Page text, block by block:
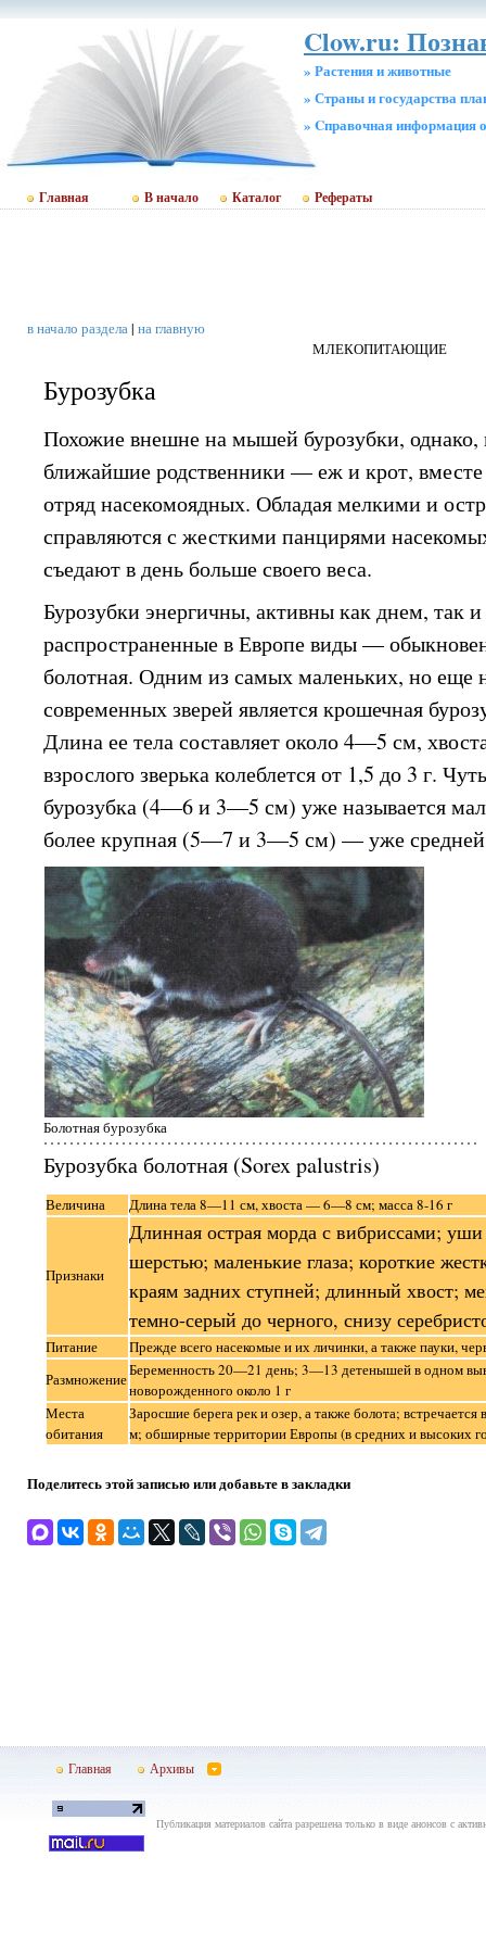
Clow.ru:
» Растения и животные
» Страны и государства
» Cправочная информация
Главная В начало Каталог Рефераты
в начало раздела| на главную
МЛЕКОПИТАЮЩИЕ
Бурозубка
Похожие внешне на мышей бурозубки,
ближайшие родственники — еж и крот,
отряд насекомоядных. Обладая мелкими и
справляются с жесткими панцирями
съедают в день больше своего веса.
Бурозубки энергичны, активны как днем, так
распространенные в Европе виды —
болотная. Одним из самых маленьких, но еще
современных зверей является крошечная
Длина ее тела составляет около 4—5 см,
взрослого зверька колеблется от 1,5 до 3 г.
бурозубка (4—6 и 3—5 см) уже называется
более крупная (5—7 и 3—5 см) — уже средней
Болотная бурозубка
Бурозубка болотная (Sorex palustris)
Величина Длина тела 8—11 см, хвоста — 6—8 см; масса 8-16 г
Признаки
Длинная острая морда с вибриссами;
шерстью; маленькие глаза; короткие
краям задних ступней; длинный хвост;
темно-серый до черного, снизу
Питание
Прежде всего насекомые и их личинки, а также пауки,
РазмножениеБеременность 20—21 день; 3—13 детенышей в одном
новорожденного около 1 г
Места
обитания
Заросшие берега рек и озер, а также болота;
м; обширные территории Европы (в средних и высоких
Поделитесь этой записью или добавьте в закладки
Главная Архивы
Публикация материалов сайта разрешена только в виде анонсов с